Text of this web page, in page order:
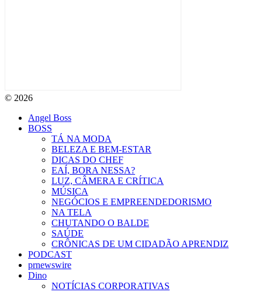
© 2026
Angel Boss
BOSS
TÁ NA MODA
BELEZA E BEM-ESTAR
DICAS DO CHEF
EAÍ, BORA NESSA?
LUZ, CÂMERA E CRÍTICA
MÚSICA
NEGÓCIOS E EMPREENDEDORISMO
NA TELA
CHUTANDO O BALDE
SAÚDE
CRÔNICAS DE UM CIDADÃO APRENDIZ
PODCAST
prnewswire
Dino
NOTÍCIAS CORPORATIVAS